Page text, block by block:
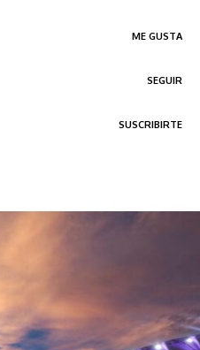
ME GUSTA
SEGUIR
SUSCRIBIRTE